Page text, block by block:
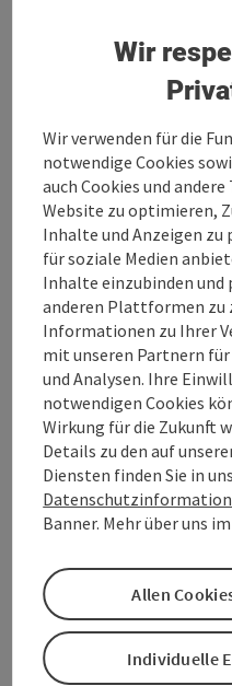
Staudinger Christoph -
Kontakt
Öffnungszeiten
Anreise/Lage
Eignung
Barrierefreiheit
PDF erstellen
Wir
Wir verwenden für die
notwendige Cookies
auch Cookies und
Website zu optimieren,
Inhalte und Anzeigen
für soziale Medien
Inhalte einzubinden und
anderen Plattformen zu
Informationen zu Ihrer
mit unseren Partnern
und Analysen. Ihre
notwendigen Cookies
Wirkung für die Zukunft
Details zu den auf
Diensten finden Sie in
Datenschutzinformation
Banner. Mehr über uns im
Individuelle
Allen